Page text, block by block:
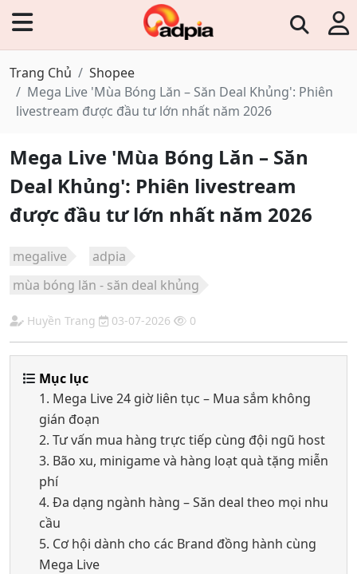
Trang Chủ
Shopee
Mega Live 'Mùa Bóng Lăn – Săn Deal Khủng': Phiên
livestream được đầu tư lớn nhất năm 2026
Mega Live 'Mùa Bóng Lăn – Săn
Deal Khủng': Phiên livestream
được đầu tư lớn nhất năm 2026
megalive
adpia
mùa bóng lăn - săn deal khủng
Huyền Trang 03-07-2026 0
Mục lục
1. Mega Live 24 giờ liên tục – Mua sắm không
gián đoạn
2. Tư vấn mua hàng trực tiếp cùng đội ngũ host
3. Bão xu, minigame và hàng loạt quà tặng miễn
phí
4. Đa dạng ngành hàng – Săn deal theo mọi nhu
cầu
5. Cơ hội dành cho các Brand đồng hành cùng
Mega Live